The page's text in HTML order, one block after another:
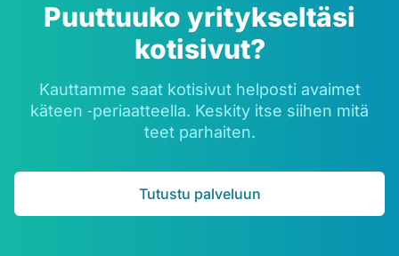
Puuttuuko yritykseltäsi
kotisivut?
Kauttamme saat kotisivut helposti avaimet
käteen ‑periaatteella. Keskity itse siihen mitä
teet parhaiten.
Tutustu palveluun